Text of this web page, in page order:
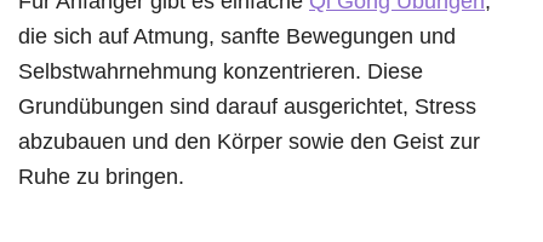
die sich auf Atmung, sanfte Bewegungen und
Selbstwahrnehmung konzentrieren. Diese
Grundübungen sind darauf ausgerichtet, Stress
abzubauen und den Körper sowie den Geist zur
Ruhe zu bringen.